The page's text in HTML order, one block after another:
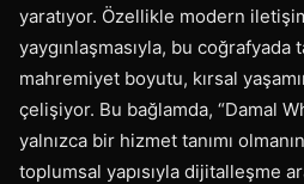
yaratıyor. Özellikle modern
yaygınlaşmasıyla, bu
mahremiyet boyutu, kırsal
çelişiyor. Bu bağlamda, “Damal
yalnızca bir hizmet tanımı
toplumsal yapısıyla dijitalleşme